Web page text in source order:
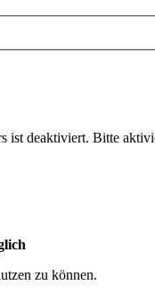
ist deaktiviert. Bitte
zu können.